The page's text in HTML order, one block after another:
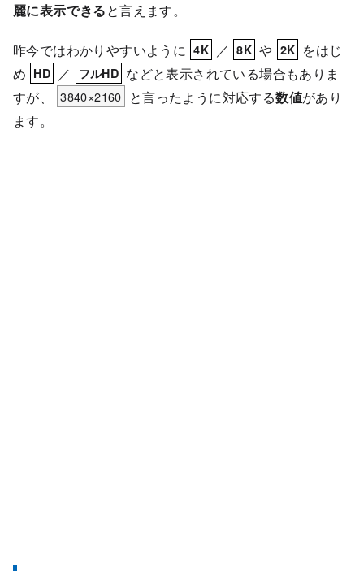
麗に表示できると言えます。
昨今ではわかりやすいように 4K ／ 8K や 2K をはじ
め HD ／ フルHD などと表示されている場合もありま
すが、
3840×2160 と言ったように対応する数値があり
ます。